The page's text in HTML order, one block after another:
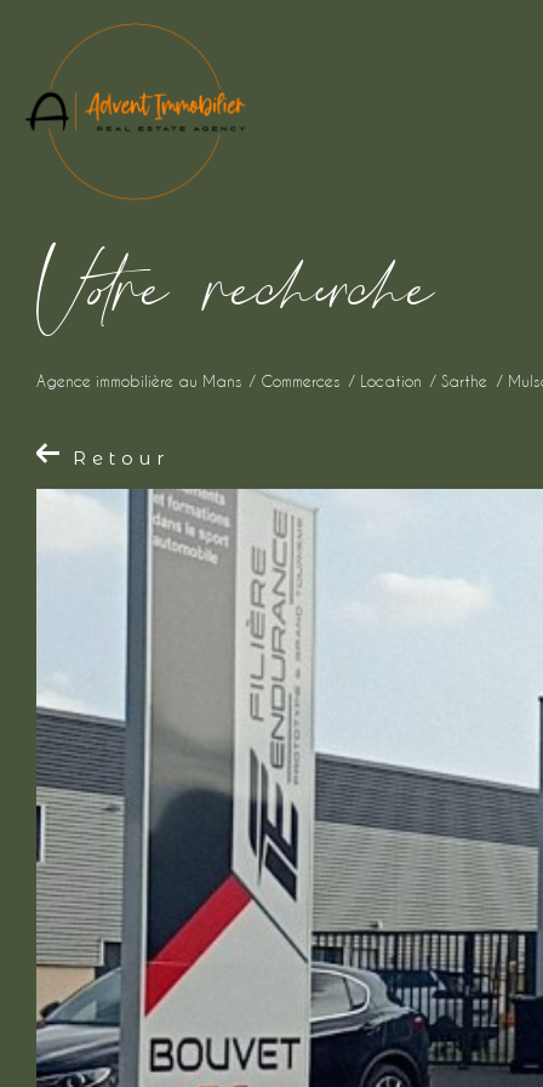
Vore recece
Agence immobilière au Mans Commerces Location Sarthe
Retour